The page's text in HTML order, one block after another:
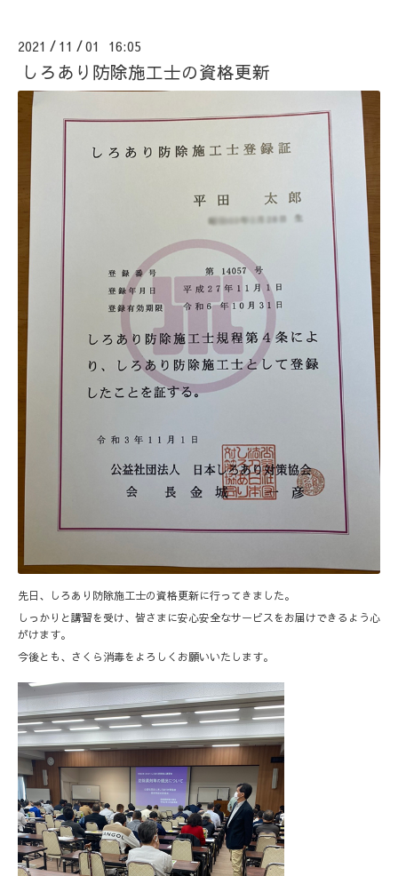
2021 / 11 /01 16:05
しろあり防除施工士の資格更新
先日、しろあり防除施工士の資格更新に行ってきました。
しっかりと講習を受け、皆さまに安心安全なサービスをお届けできるよう心
がけます。
今後とも、さくら消毒をよろしくお願いいたします。